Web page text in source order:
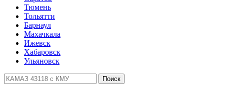
Тюмень
Тольятти
Барнаул
Махачкала
Ижевск
Хабаровск
Ульяновск
Поиск